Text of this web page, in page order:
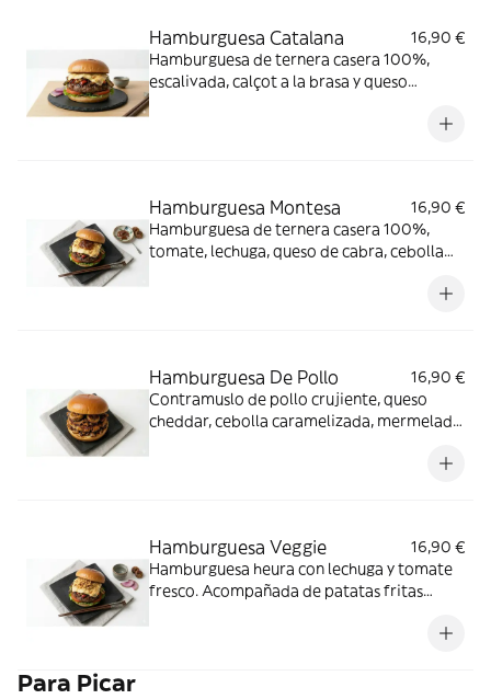
Hamburguesa Catalana
16,90 €
Hamburguesa de ternera casera 100%,
escalivada, calçot a la brasa y queso
Hamburguesa Montesa
16,90 €
Hamburguesa de ternera casera 100%,
tomate, lechuga, queso de cabra, cebolla
Hamburguesa De Pollo
16,90 €
Contramuslo de pollo crujiente, queso
cheddar, cebolla caramelizada, mermelada
Hamburguesa Veggie
16,90 €
Hamburguesa heura con lechuga y tomate
fresco. Acompañada de patatas fritas
Para Picar